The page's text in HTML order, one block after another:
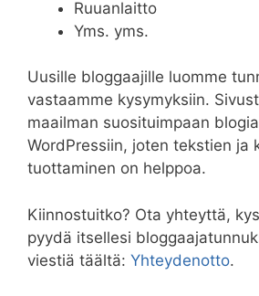
Ruuanlaitto
Yms. yms.
Uusille bloggaajille luomme
vastaamme kysymyksiin.
maailman suosituimpaan
WordPressiin, joten tekstien ja
tuottaminen on helppoa.
Kiinnostuitko? Ota yhteyttä,
pyydä itsellesi
viestiä täältä: Yhteydenotto.